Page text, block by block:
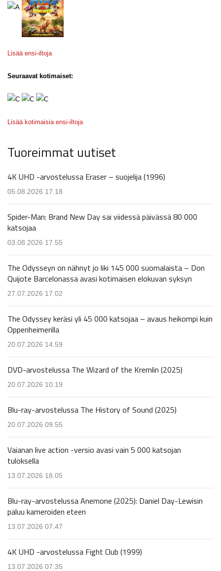
Lisää ensi-iltoja
Seuraavat kotimaiset:
Lisää kotimaisia ensi-iltoja
Tuoreimmat uutiset
4K UHD -arvostelussa Eraser – suojelija (1996)
05.08.2026 17.18
Spider-Man: Brand New Day sai viidessä päivässä 80 000
katsojaa
03.08.2026 17.55
The Odysseyn on nähnyt jo liki 145 000 suomalaista – Don
Quijote Barcelonassa avasi kotimaisen elokuvan syksyn
27.07.2026 17.02
The Odyssey keräsi yli 45 000 katsojaa – avaus heikompi kuin
Oppenheimerilla
20.07.2026 14.59
DVD-arvostelussa The Wizard of the Kremlin (2025)
20.07.2026 10.19
Blu-ray-arvostelussa The History of Sound (2025)
20.07.2026 09.55
Vaianan live action -versio avasi vain 5 000 katsojan
tuloksella
13.07.2026 18.05
Blu-ray-arvostelussa Anemone (2025): Daniel Day-Lewisin
paluu kameroiden eteen
13.07.2026 07.47
4K UHD -arvostelussa Fight Club (1999)
13.07.2026 07.35